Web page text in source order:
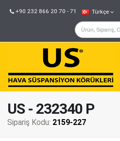
+90 232 866 20 70 - 71 Türkçe
US - 232340 P
Sipariş Kodu: 2159-227